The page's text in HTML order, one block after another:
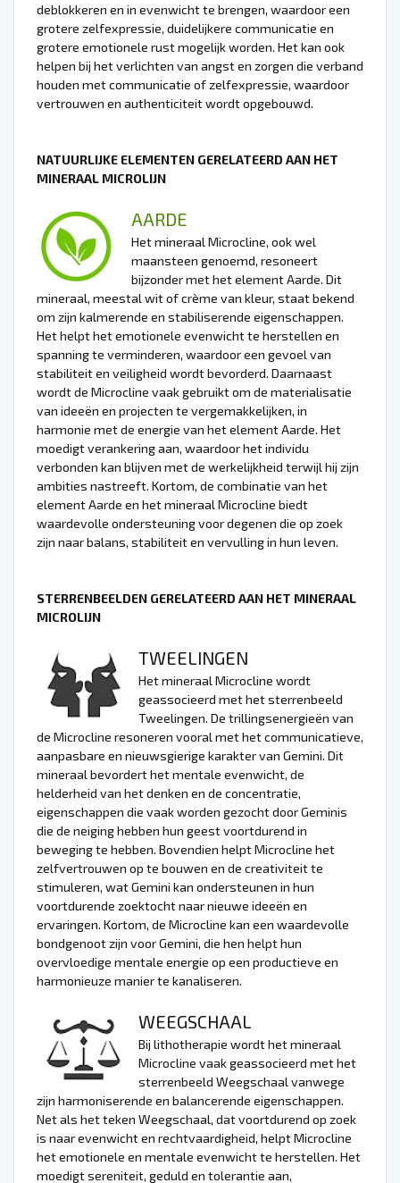
deblokkeren en in evenwicht te brengen, waardoor een
grotere zelfexpressie, duidelijkere communicatie en
grotere emotionele rust mogelijk worden. Het kan ook
helpen bij het verlichten van angst en zorgen die verband
houden met communicatie of zelfexpressie, waardoor
vertrouwen en authenticiteit wordt opgebouwd.
NATUURLIJKE ELEMENTEN GERELATEERD AAN HET
MINERAAL MICROLIJN
AARDE
Het mineraal Microcline, ook wel
maansteen genoemd, resoneert
bijzonder met het element Aarde. Dit
mineraal, meestal wit of crème van kleur, staat bekend
om zijn kalmerende en stabiliserende eigenschappen.
Het helpt het emotionele evenwicht te herstellen en
spanning te verminderen, waardoor een gevoel van
stabiliteit en veiligheid wordt bevorderd. Daarnaast
wordt de Microcline vaak gebruikt om de materialisatie
van ideeën en projecten te vergemakkelijken, in
harmonie met de energie van het element Aarde. Het
moedigt verankering aan, waardoor het individu
verbonden kan blijven met de werkelijkheid terwijl hij zijn
ambities nastreeft. Kortom, de combinatie van het
element Aarde en het mineraal Microcline biedt
waardevolle ondersteuning voor degenen die op zoek
zijn naar balans, stabiliteit en vervulling in hun leven.
STERRENBEELDEN GERELATEERD AAN HET MINERAAL
MICROLIJN
TWEELINGEN
Het mineraal Microcline wordt
geassocieerd met het sterrenbeeld
Tweelingen. De trillingsenergieën van
de Microcline resoneren vooral met het communicatieve,
aanpasbare en nieuwsgierige karakter van Gemini. Dit
mineraal bevordert het mentale evenwicht, de
helderheid van het denken en de concentratie,
eigenschappen die vaak worden gezocht door Geminis
die de neiging hebben hun geest voortdurend in
beweging te hebben. Bovendien helpt Microcline het
zelfvertrouwen op te bouwen en de creativiteit te
stimuleren, wat Gemini kan ondersteunen in hun
voortdurende zoektocht naar nieuwe ideeën en
ervaringen. Kortom, de Microcline kan een waardevolle
bondgenoot zijn voor Gemini, die hen helpt hun
overvloedige mentale energie op een productieve en
harmonieuze manier te kanaliseren.
WEEGSCHAAL
Bij lithotherapie wordt het mineraal
Microcline vaak geassocieerd met het
sterrenbeeld Weegschaal vanwege
zijn harmoniserende en balancerende eigenschappen.
Net als het teken Weegschaal, dat voortdurend op zoek
is naar evenwicht en rechtvaardigheid, helpt Microcline
het emotionele en mentale evenwicht te herstellen. Het
moedigt sereniteit, geduld en tolerantie aan,